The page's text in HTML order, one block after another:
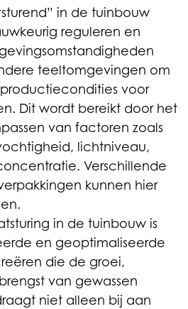
in de tuinbouw
reguleren en
teeltomgevingen om
voor
Dit wordt bereikt door het
van factoren zoals
lichtniveau,
Verschillende
kunnen hier
in de tuinbouw is
en geoptimaliseerde
die de groei,
van gewassen
niet alleen bij aan